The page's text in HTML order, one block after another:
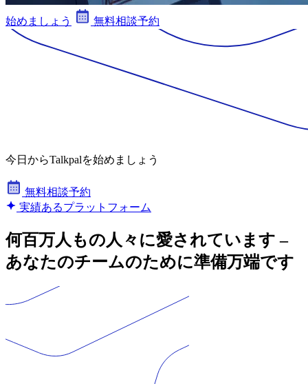
始めましょう 無料相談予約
今日からTalkpalを始めましょう
無料相談予約
実績あるプラットフォーム
何百万人もの人々に愛されています –
あなたのチームのために準備万端です